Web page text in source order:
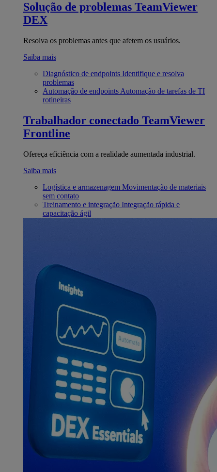
Solução de problemas TeamViewer
DEX
Resolva os problemas antes que afetem os usuários.
Saiba mais
Diagnóstico de endpoints Identifique e resolva
problemas
Automação de endpoints Automação de tarefas de TI
rotineiras
Trabalhador conectado TeamViewer
Frontline
Ofereça eficiência com a realidade aumentada industrial.
Saiba mais
Logística e armazenagem Movimentação de materiais
sem contato
Treinamento e integração Integração rápida e
capacitação ágil